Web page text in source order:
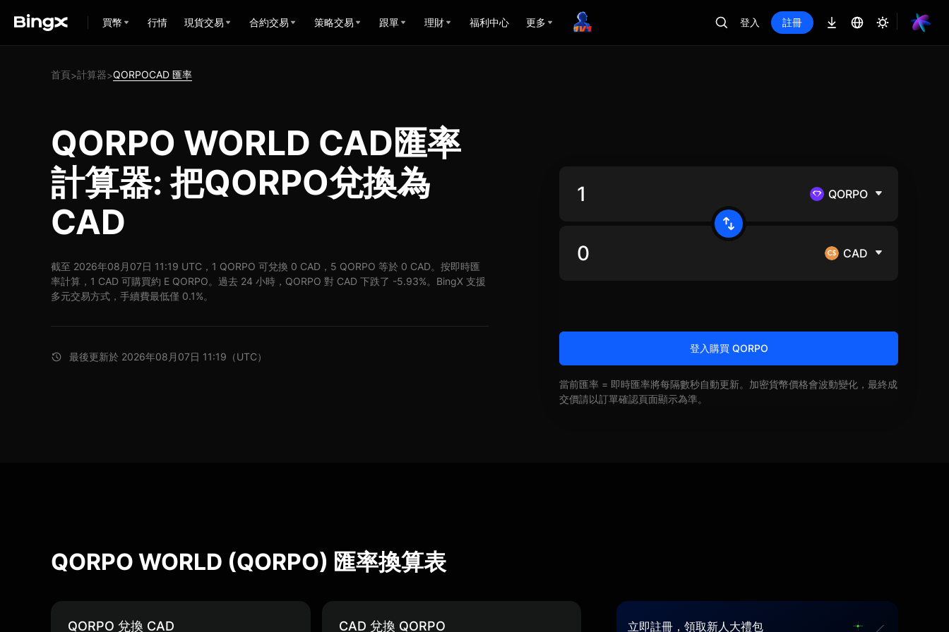
買幣 行情 現貨交易 合約交易 策略交易 跟單 理財 福利中心 更多 登入 註冊
首頁>計算器>QORPOCAD 匯率
QORPO WORLD CAD匯率
計算器: 把QORPO兌換為
CAD
截至 2026年08月07日 11:19 UTC，1 QORPO 可兌換 0 CAD，5 QORPO 等於 0 CAD。按即時匯
率計算，1 CAD 可購買約 E QORPO。過去 24 小時，QORPO 對 CAD 下跌了 -5.93%。BingX 支援
多元交易方式，手續費最低僅 0.1%。
最後更新於 2026年08月07日 11:19（UTC）
QORPO
CAD
登入購買 QORPO
當前匯率 = 即時匯率將每隔數秒自動更新。加密貨幣價格會波動變化，最終成
交價請以訂單確認頁面顯示為準。
QORPO WORLD (QORPO) 匯率換算表
QORPO 兌換 CAD CAD 兌換 QORPO 立即註冊，領取新人大禮包